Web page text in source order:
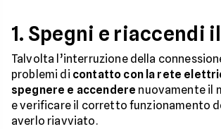
1. Spegni e riaccendi
Talvolta l’interruzione della
problemi di contatto con la rete
spegnere e accendere nuovamente il
e verificare il corretto funzionamento
averlo riavviato.